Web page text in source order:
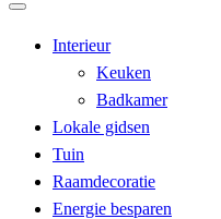
Interieur
Keuken
Badkamer
Lokale gidsen
Tuin
Raamdecoratie
Energie besparen